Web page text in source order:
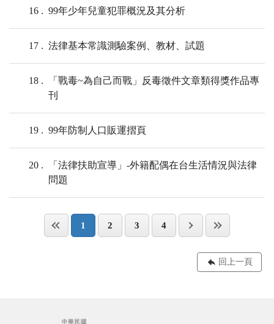
16 99年少年兒童犯罪概況及其分析
17 法律基本常識測驗案例、教材、試題
18
「戰毒~為自己而戰」反毒徵件文章類得獎作品專
刊
19 99年防制人口販運摺頁
20
「法律扶助宣導」-外籍配偶在台生活情況與法律
問題
1 2 3 4
回上一頁